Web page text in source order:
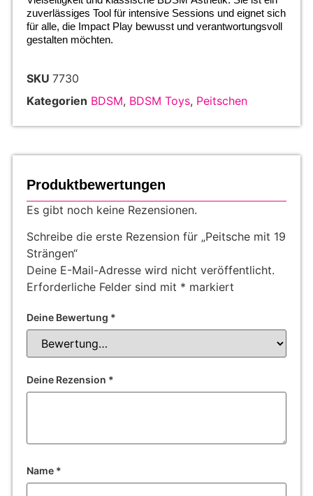
zuverlässiges Tool für intensive Sessions und eignet sich
für alle, die Impact Play bewusst und verantwortungsvoll
gestalten möchten.
SKU 7730
Kategorien BDSM, BDSM Toys, Peitschen
Produktbewertungen
Es gibt noch keine Rezensionen.
Schreibe die erste Rezension für „Peitsche mit 19
Strängen“
Deine E-Mail-Adresse wird nicht veröffentlicht.
Erforderliche Felder sind mit * markiert
Deine Bewertung *
Deine Rezension *
Name *